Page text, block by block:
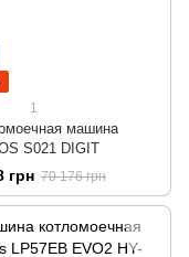
1
машина
S021 DIGIT
грн 70 176 грн